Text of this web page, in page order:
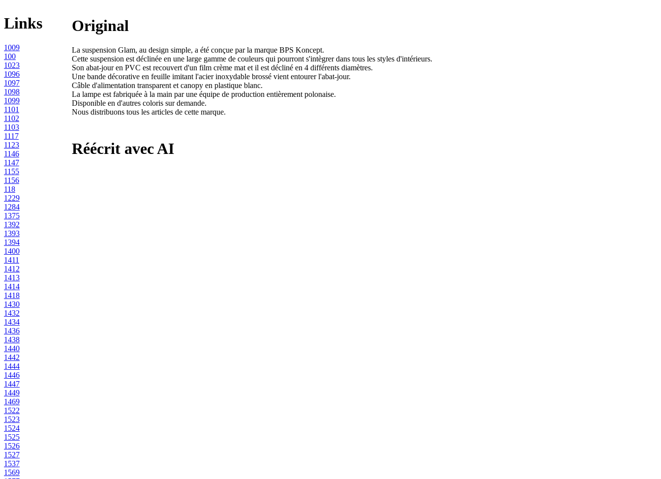
Links
1009
100
1023
1096
1097
1098
1099
1101
1102
1103
1117
1123
1146
1147
1155
1156
118
1229
1284
1375
1392
1393
1394
1400
1411
1412
1413
1414
1418
1430
1432
1434
1436
1438
1440
1442
1444
1446
1447
1449
1469
1522
1523
1524
1525
1526
1527
1537
1569
Original
La suspension Glam, au design simple, a été conçue par la marque BPS Koncept.
Cette suspension est déclinée en une large gamme de couleurs qui pourront s'intègrer dans tous les styles d'intérieurs.
Son abat-jour en PVC est recouvert d'un film crème mat et il est décliné en 4 différents diamètres.
Une bande décorative en feuille imitant l'acier inoxydable brossé vient entourer l'abat-jour.
Câble d'alimentation transparent et canopy en plastique blanc.
La lampe est fabriquée à la main par une équipe de production entièrement polonaise.
Disponible en d'autres coloris sur demande.
Nous distribuons tous les articles de cette marque.
Réécrit avec AI